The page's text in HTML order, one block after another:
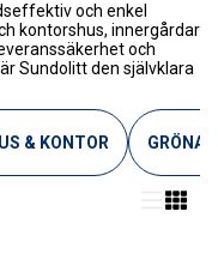
och enkel
kontorshus, innergårdar
och
Sundolitt den självklara
& KONTOR GRÖNA